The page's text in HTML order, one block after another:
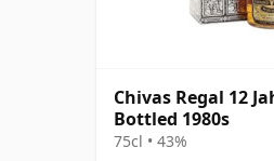
Chivas Regal 12
Bottled 1980s
75cl • 43%